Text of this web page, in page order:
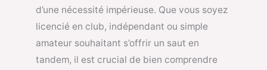
d’une nécessité impérieuse. Que vous soyez
licencié en club, indépendant ou simple
amateur souhaitant s’offrir un saut en
tandem, il est crucial de bien comprendre